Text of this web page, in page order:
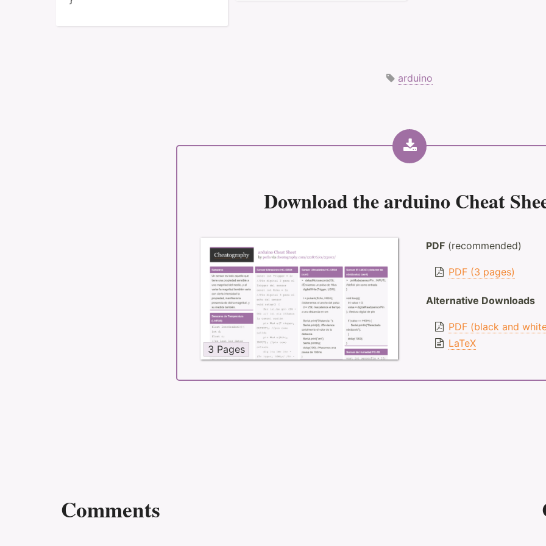
arduino
Download thearduino Cheat
3 Pages
PDF(recommended)
PDF (3 pages)
Alternative Downloads
PDF (black and
LaTeX
Comments